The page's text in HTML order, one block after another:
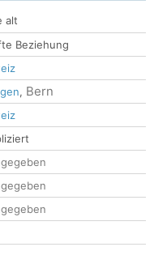
alt
Beziehung
, Bern